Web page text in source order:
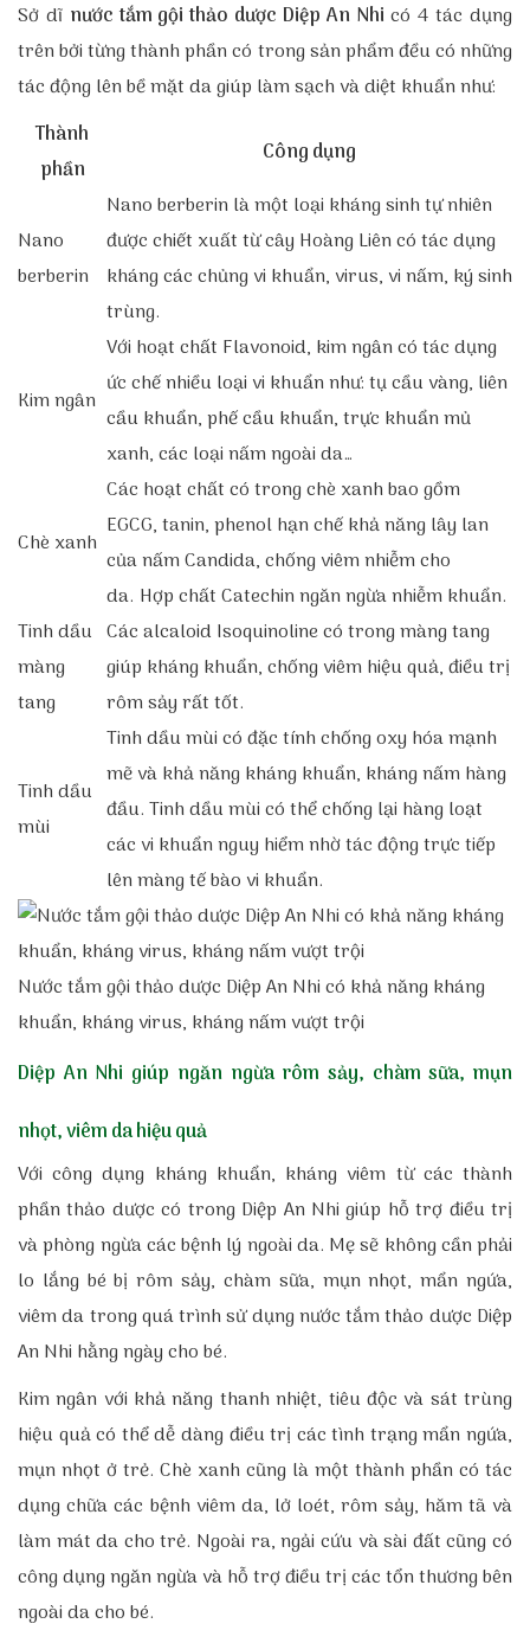
Sở dĩ nước tắm gội thảo dược Diệp An Nhi có 4 tác dụng
trên bởi từng thành phần có trong sản phẩm đều có những
tác động lên bề mặt da giúp làm sạch và diệt khuẩn như:
Thành
phần
Công dụng
Nano
berberin
Nano berberin là một loại kháng sinh tự nhiên
được chiết xuất từ cây Hoàng Liên có tác dụng
kháng các chủng vi khuẩn, virus, vi nấm, ký sinh
trùng.
Kim ngân
Với hoạt chất Flavonoid, kim ngân có tác dụng
ức chế nhiều loại vi khuẩn như: tụ cầu vàng, liên
cầu khuẩn, phế cầu khuẩn, trực khuẩn mủ
xanh, các loại nấm ngoài da…
Chè xanh
Các hoạt chất có trong chè xanh bao gồm
EGCG, tanin, phenol hạn chế khả năng lây lan
của nấm Candida, chống viêm nhiễm cho
da. Hợp chất Catechin ngăn ngừa nhiễm khuẩn.
Tinh dầu
màng
tang
Các alcaloid Isoquinoline có trong màng tang
giúp kháng khuẩn, chống viêm hiệu quả, điều trị
rôm sảy rất tốt.
Tinh dầu
mùi
Tinh dầu mùi có đặc tính chống oxy hóa mạnh
mẽ và khả năng kháng khuẩn, kháng nấm hàng
đầu. Tinh dầu mùi có thể chống lại hàng loạt
các vi khuẩn nguy hiểm nhờ tác động trực tiếp
lên màng tế bào vi khuẩn.
Nước tắm gội thảo dược Diệp An Nhi có khả năng kháng
khuẩn, kháng virus, kháng nấm vượt trội
Diệp An Nhi giúp ngăn ngừa rôm sảy, chàm sữa, mụn
nhọt, viêm da hiệu quả
Với công dụng kháng khuẩn, kháng viêm từ các thành
phần thảo dược có trong Diệp An Nhi giúp hỗ trợ điều trị
và phòng ngừa các bệnh lý ngoài da. Mẹ sẽ không cần phải
lo lắng bé bị rôm sảy, chàm sữa, mụn nhọt, mẩn ngứa,
viêm da trong quá trình sử dụng nước tắm thảo dược Diệp
An Nhi hằng ngày cho bé.
Kim ngân với khả năng thanh nhiệt, tiêu độc và sát trùng
hiệu quả có thể dễ dàng điều trị các tình trạng mẩn ngứa,
mụn nhọt ở trẻ. Chè xanh cũng là một thành phần có tác
dụng chữa các bệnh viêm da, lở loét, rôm sảy, hăm tã và
làm mát da cho trẻ. Ngoài ra, ngải cứu và sài đất cũng có
công dụng ngăn ngừa và hỗ trợ điều trị các tổn thương bên
ngoài da cho bé.